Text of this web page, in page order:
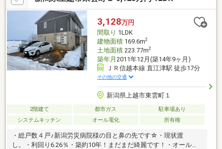
交換、インターホン設置、火災警報器設置、照明器具交換【おす
すめポイント】・耐震適合証明書を取得すれば（要別途費用）、
条件により住宅ローン減税や不動産取得税減税の対象になりま
す・雨漏り、構造上主要な部分の
3,128万円
間取り 1LDK
建物面積169.6m2
土地面積223.77m2
築年月 2011年12月(築14年9ヶ月)
ＪＲ信越本線 直江津駅 徒歩17分
その他の交通
新潟県上越市東雲町１
2階建て 都市ガス
駐車場あり
システムキッチン
オール電化 所有権
・総戸数４戸♪新潟労災病院様の目と鼻の先です☆・現状渡
し。・利回り6.26％・築約10年！まだまだ綺麗です！・オール電